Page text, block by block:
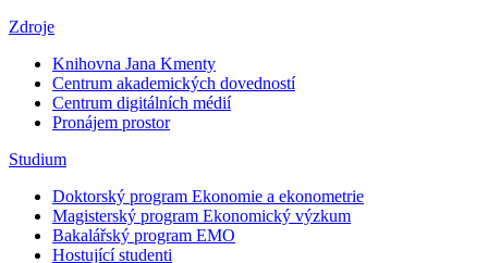
Zdroje
Knihovna Jana Kmenty
Centrum akademických dovedností
Centrum digitálních médií
Pronájem prostor
Studium
Doktorský program Ekonomie a ekonometrie
Magisterský program Ekonomický výzkum
Bakalářský program EMO
Hostující studenti